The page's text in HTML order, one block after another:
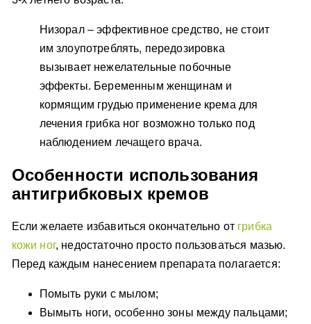
Низорал – эффективное средство, не стоит
им злоупотреблять, передозировка
вызывает нежелательные побочные
эффекты. Беременным женщинам и
кормящим грудью применение крема для
лечения грибка ног возможно только под
наблюдением лечащего врача.
Особенности использования
антигрибковых кремов
Если желаете избавиться окончательно от грибка
кожи ног, недостаточно просто пользоваться мазью.
Перед каждым нанесением препарата полагается:
Помыть руки с мылом;
Вымыть ноги, особенно зоны между пальцами;